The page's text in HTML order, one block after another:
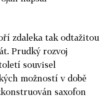
zdaleka tak odtažitou
Prudký rozvoj
souvisel
možností v době
saxofon